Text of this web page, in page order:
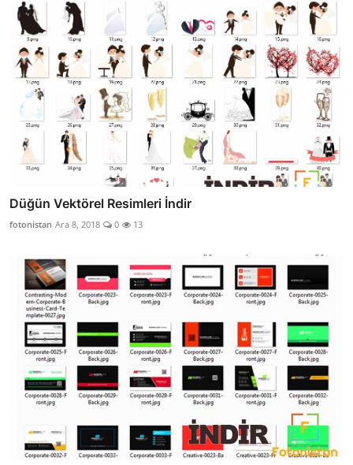
Düğün Vektörel Resimleri İndir
fotonistan Ara 8, 2018 0 13